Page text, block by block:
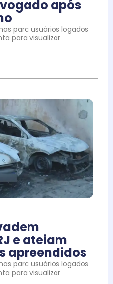
após
para usuários logados
para visualizar
e ateiam
apreendidos
para usuários logados
para visualizar